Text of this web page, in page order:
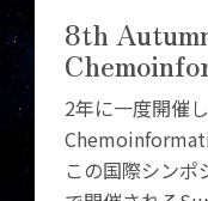
8th
2年に一度開催
この国際シン